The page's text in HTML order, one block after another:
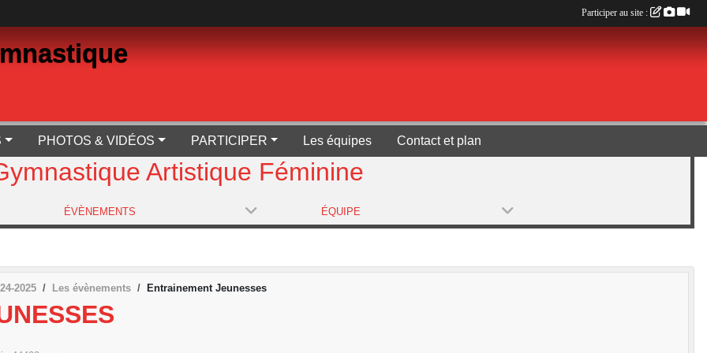
PHOTOS & VIDÉOS PARTICIPER Les équipes Contact et plan
Artistique Féminine
ÉVÈNEMENTS ÉQUIPE
2025 Les évènements Entrainement Jeunesses
Participer au site :